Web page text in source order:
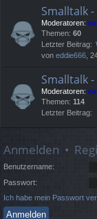
Smalltalk
Moderatoren:
Themen: 60
Letzter Beitrag:
von eddie666 ,
Smalltalk
Moderatoren:
Themen: 114
Letzter Beitrag:
Anmelden •
Benutzername:
Passwort:
Ich habe mein Passwort